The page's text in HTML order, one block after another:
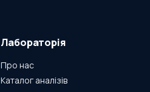
Лабораторія
Про нас
Каталог аналізів